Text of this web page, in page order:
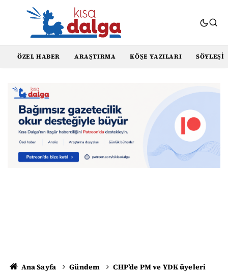
ÖZEL HABER ARAŞTIRMA KÖŞE YAZILARI SÖYLEŞI
Ana Sayfa Gündem
CHP’de PM ve YDK üyeleri